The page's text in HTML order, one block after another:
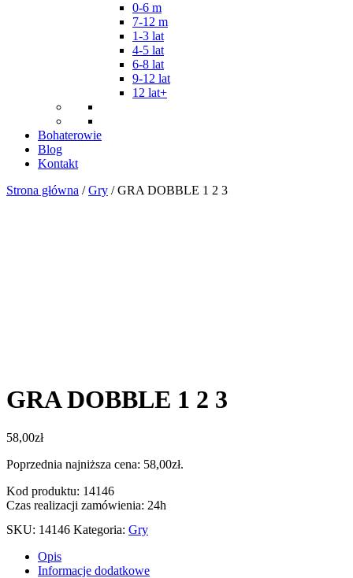
0-6 m
7-12 m
1-3 lat
4-5 lat
6-8 lat
9-12 lat
12 lat+
Bohaterowie
Blog
Kontakt
Strona główna /Gry / GRA DOBBLE 1 2 3
GRA DOBBLE 1 2 3
58,00zł
Poprzednia najniższa cena: 58,00zł.
Kod produktu: 14146
Czas realizacji zamówienia: 24h
SKU: 14146 Kategoria: Gry
Opis
Informacje dodatkowe